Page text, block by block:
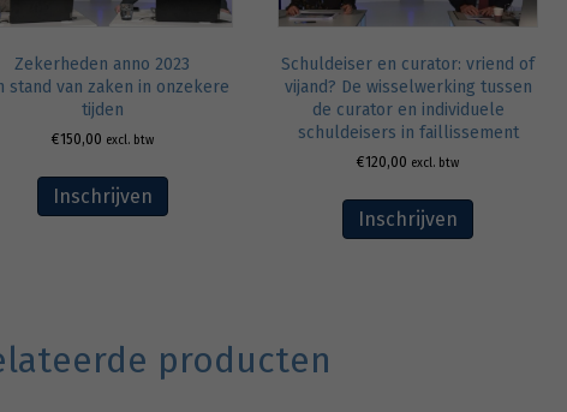
Zekerheden anno 2023
stand van zaken in onzekere
tijden
€150,00 excl. btw
Inschrijven
Schuldeiser en curator: vriend of
vijand? De wisselwerking tussen
de curator en individuele
schuldeisers in faillissement
€120,00 excl. btw
Inschrijven
producten